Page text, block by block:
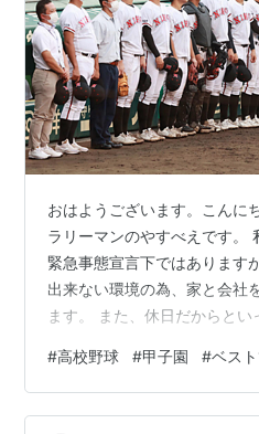
おはようございます。こんに
ラリーマンのやすべえです。
緊急事態宣言下ではあります
出来ない環境の為、家と会社
ます。 また、休日だからとい
を手に入れる機会も残念なが
とは言うものの、折角続いて
直後に止めるのも何なので、
#高校野球 #甲子園 #ベス